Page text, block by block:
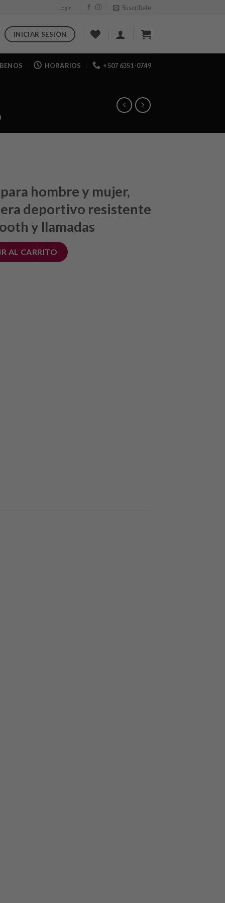
Login Suscribete
INICIAR SESIÓN
HORARIOS +507 6351-0749
hombre y mujer,
deportivo resistente
y llamadas
AL CARRITO